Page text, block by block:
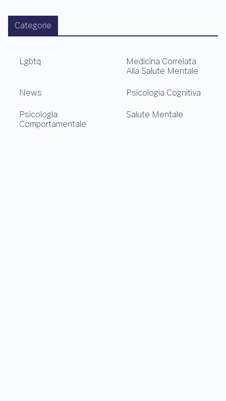
Categorie
Lgbtq
Medicina Correlata
Alla Salute Mentale
News Psicologia Cognitiva
Psicologia
Comportamentale
Salute Mentale